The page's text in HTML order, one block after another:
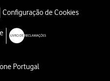
Configuração de Cookies
Portugal